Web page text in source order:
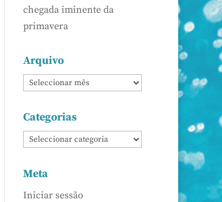
chegada iminente da
primavera
Arquivo
Categorias
Meta
Iniciar sessão